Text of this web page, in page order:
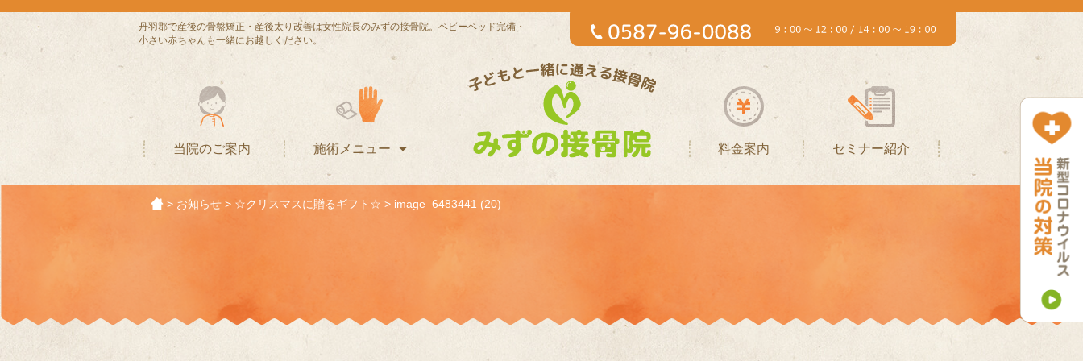
丹羽郡で産後の骨盤矯正・産後太り改善は女性院長のみずの接骨院。ベビーベッド完備・
小さい赤ちゃんも一緒にお越しください。
当院のご案内 施術メニュー 料金案内 セミナー紹介
> お知らせ > ☆クリスマスに贈るギフト☆ > image_6483441 (20)